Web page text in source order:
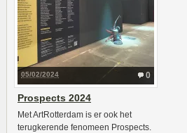
0
05/02/2024
Prospects 2024
Met ArtRotterdam is er ook het
terugkerende fenomeen Prospects.